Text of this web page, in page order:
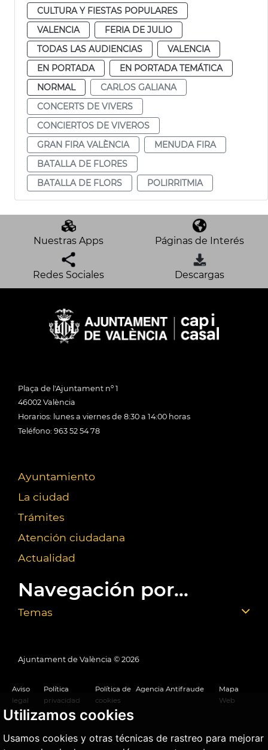
Utilizamos cookies
Usamos cookies y otras técnicas de rastreo para mejorar
CULTURA Y FIESTAS POPULARES
VALENCIA
FERIA DE JULIO
TODAS LAS AUDIENCIAS
VALENCIA
EN PORTADA
EN PORTADA TEMÁTICA
NORMAL
CARLOS GALIANA
CONCERTS DE VIVERS
CONCIERTOS DE VIVEROS
GRAN FIRA VALÈNCIA
MENUDA FIRA
BATALLA DE FLORES
BATALLA DE FLORS
POLIRRITMIA
Nuestras Apps Páginas de Interés
Redes Sociales Descargas
Plaça de l'Ajuntament nº 1
46002 València
Horarios: lunes a viernes de 8:30 a 14:00 horas
Teléfono: 963 52 54 78
Ayuntamiento
La ciudad
Trámites
Atención ciudadana
Actualidad
Navegación por...
Temas
Ajuntament de València © 2026
Aviso
legal
Política
privacidad
Política de
cookies
Agencia Antifraude
Mapa
Web